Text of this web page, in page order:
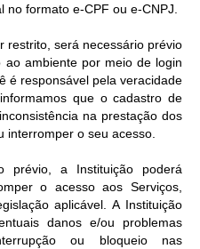
formato e-CPF ou e-CNPJ.
restrito, será necessário prévio
ambiente por meio de login
é responsável pela veracidade
que o cadastro de
na prestação dos
interromper o seu acesso.
prévio, a Instituição poderá
o acesso aos Serviços,
aplicável. A Instituição
danos e/ou problemas
ou bloqueio nas